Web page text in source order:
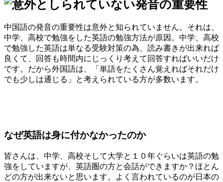
中国語の発音の重要性は意外と知られていません。それは、
中学、高校で勉強をした英語の勉強方法が原因。中学、高校
で勉強した英語は単なる受験対策の為、読み書きが出来れば
良くて、回答も時間内にじっくり考えて回答すればいいだけ
です。だから外国語は、「単語をたくさん覚えればそれだけ
でも少しは通じる」と考えられている方が多数います。
なぜ英語は身に付かなかったのか
皆さんは、中学、高校そして大学と１０年ぐらいは英語の勉
強をしていますが、英語圏の方と会話ができますか？ほとん
どの方が出来ないと思います。よく言われているのが日本の